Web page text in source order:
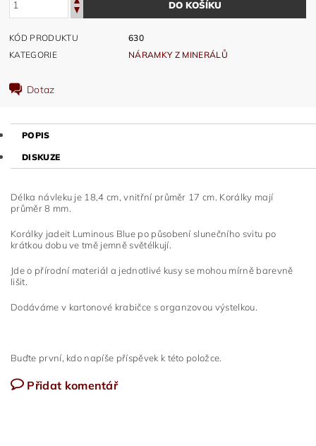
KÓD PRODUKTU
630
KATEGORIE
NÁRAMKY Z MINERÁLŮ
Dotaz
POPIS
DISKUZE
Délka návleku je 18,4 cm, vnitřní průměr 17 cm. Korálky mají
průměr 8 mm.
Korálky jadeit Luminous Blue po působení slunečního svitu po
krátkou dobu ve tmě jemně světélkují.
Jde o přírodní materiál a jednotlivé kusy se mohou mírně barevně
lišit.
Dodáváme v kartonové krabičce s organzovou výstelkou.
Buďte první, kdo napíše příspěvek k této položce.
Přidat komentář